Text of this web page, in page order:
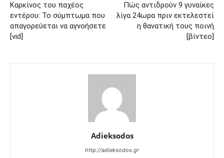
Καρκίνος του παχέος
εντέρου: Το σύμπτωμα που
απαγορεύεται να αγνοήσετε
[vid]
Πώς αντιδρούν 9 γυναίκες
λίγα 24ωρα πριν εκτελεστεί
η θανατική τους ποινή
[βίντεο]
Adieksodos
http://adieksodos.gr